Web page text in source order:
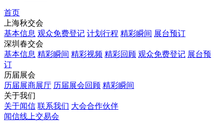
首页
上海秋交会
基本信息 观众免费登记 计划行程 精彩瞬间 展台预订
深圳春交会
基本信息 精彩瞬间 精彩视频 精彩回顾 观众免费登记 展台预
订
历届展会
历届展商展厅 历届展会回顾 精彩瞬间
关于我们
关于闻信 联系我们 大会合作伙伴
闻信线上交易会